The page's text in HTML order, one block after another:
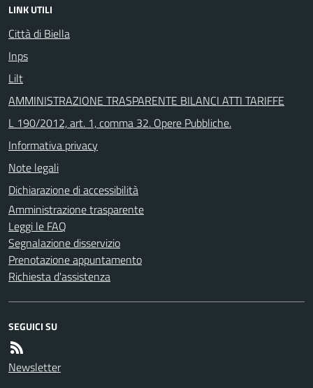
LINK UTILI
Città di Biella
Inps
Lilt
AMMINISTRAZIONE TRASPARENTE BILANCI ATTI TARIFFE
L 190/2012, art. 1, comma 32. Opere Pubbliche.
Informativa privacy
Note legali
Dichiarazione di accessibilità
Amministrazione trasparente
Leggi le FAQ
Segnalazione disservizio
Prenotazione appuntamento
Richiesta d'assistenza
SEGUICI SU
Newsletter